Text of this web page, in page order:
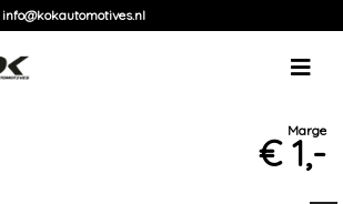
info@kokautomotives.nl
Marge
€ 1,-